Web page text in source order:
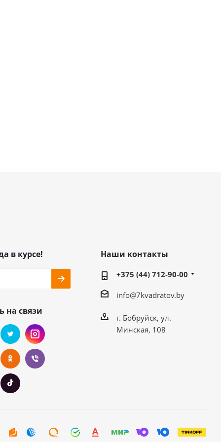
в курсе!
на связи
Наши контакты
+375 (44) 712-90-00
info@7kvadratov.by
г. Бобруйск, ул.
Минская, 108